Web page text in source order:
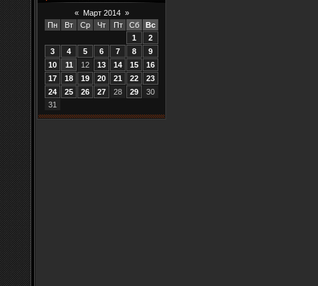
« Март 2014 »
Пн
Вт Ср Чт Пт Сб
Вс
1
2
3
4 5 6 7 8
9
10
11 12 13 14 15
16
17
18 19 20 21 22
23
24
25 26 27 28 29
30
31